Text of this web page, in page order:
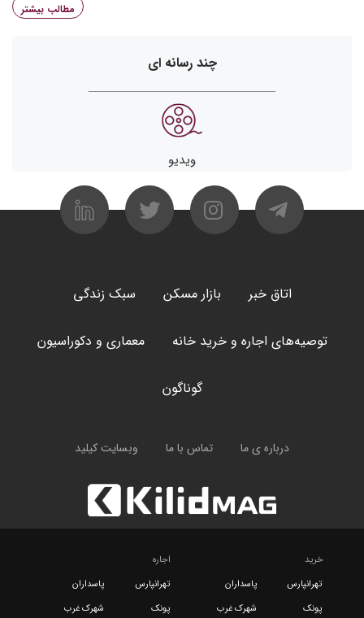
مطالب بیشتر
چند رسانه ای
ویدیو
اتاق خبر بازار مسکن سبک زندگی
توصیه‌های اجاره و خرید خانه معماری و دکوراسیون
گوناگون
درباره ی ما تماس با ما وبسایت کیلید
خرید
تهرانپارس
پاسداران
پونک
شهرک غرب
اجاره
تهرانپارس
پاسداران
پونک
شهرک غرب